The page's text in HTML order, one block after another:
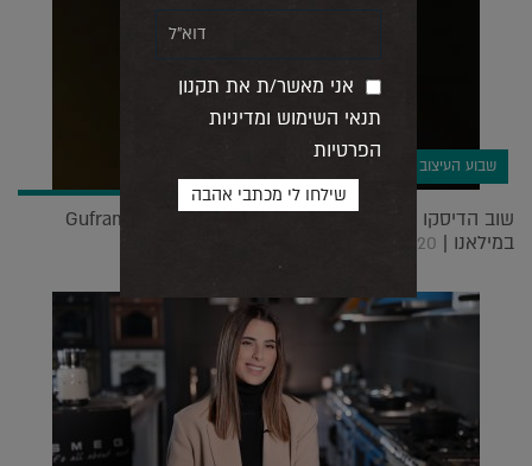
שבוע העיצוב במילאנו
שוב הדיסקו כאן? זה זמן טוב להיזכר בפרויקט של Gufram
במילאנו | 20.04.2020
אני מאשר/ת את תקנון
תנאי השימוש ומדיניות
הפרטיות